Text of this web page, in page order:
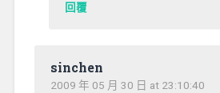
回覆
sinchen
2009 年 05 月 30 日 at 23:10:40